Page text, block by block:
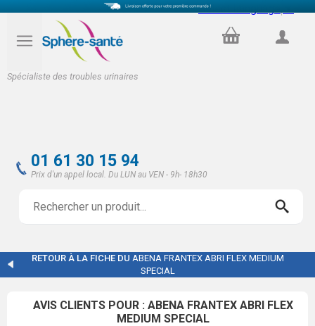
Spécialiste des troubles urinaires
Select Language
PANIER
01 61 30 15 94
Prix d'un appel local. Du LUN au VEN - 9h- 18h30
RETOUR À LA FICHE DU ABENA FRANTEX ABRI FLEX MEDIUM
SPECIAL
AVIS CLIENTS POUR : ABENA FRANTEX ABRI FLEX
MEDIUM SPECIAL